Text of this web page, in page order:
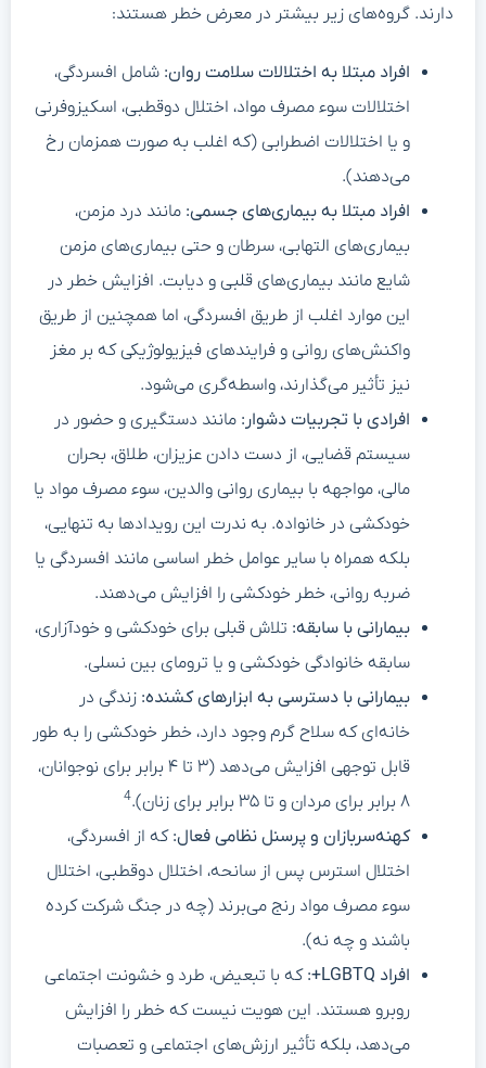
دارند. گروه‌های زیر بیشتر در معرض خطر هستند:
افراد مبتلا به اختلالات سلامت روان: شامل افسردگی،
اختلالات سوء مصرف مواد، اختلال دوقطبی، اسکیزوفرنی
و یا اختلالات اضطرابی (که اغلب به صورت همزمان رخ
می‌دهند).
افراد مبتلا به بیماری‌های جسمی: مانند درد مزمن،
بیماری‌های التهابی، سرطان و حتی بیماری‌های مزمن
شایع مانند بیماری‌های قلبی و دیابت. افزایش خطر در
این موارد اغلب از طریق افسردگی، اما همچنین از طریق
واکنش‌های روانی و فرایندهای فیزیولوژیکی که بر مغز
نیز تأثیر می‌گذارند، واسطه‌گری می‌شود.
افرادی با تجربیات دشوار: مانند دستگیری و حضور در
سیستم قضایی، از دست دادن عزیزان، طلاق، بحران
مالی، مواجهه با بیماری روانی والدین، سوء مصرف مواد یا
خودکشی در خانواده. به ندرت این رویدادها به تنهایی،
بلکه همراه با سایر عوامل خطر اساسی مانند افسردگی یا
ضربه روانی، خطر خودکشی را افزایش می‌دهند.
بیمارانی با سابقه: تلاش قبلی برای خودکشی و خودآزاری،
سابقه خانوادگی خودکشی و یا ترومای بین نسلی.
بیمارانی با دسترسی به ابزارهای کشنده: زندگی در
خانه‌ای که سلاح گرم وجود دارد، خطر خودکشی را به طور
قابل توجهی افزایش می‌دهد (۳ تا ۴ برابر برای نوجوانان،
۸ برابر برای مردان و تا ۳۵ برابر برای زنان).
4
کهنه‌سربازان و پرسنل نظامی فعال: که از افسردگی،
اختلال استرس پس از سانحه، اختلال دوقطبی، اختلال
سوء مصرف مواد رنج می‌برند (چه در جنگ شرکت کرده
باشند و چه نه).
افراد LGBTQ+:
که با تبعیض، طرد و خشونت اجتماعی
روبرو هستند. این هویت نیست که خطر را افزایش
می‌دهد، بلکه تأثیر ارزش‌های اجتماعی و تعصبات